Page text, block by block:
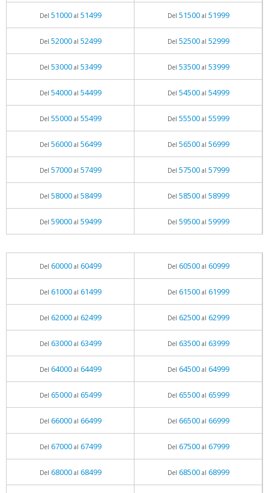
Del 51000al 51499 Del 51500al 51999
Del 52000al 52499 Del 52500al 52999
Del 53000al 53499 Del 53500al 53999
Del 54000al 54499 Del 54500al 54999
Del 55000al 55499 Del 55500al 55999
Del 56000al 56499 Del 56500al 56999
Del 57000al 57499 Del 57500al 57999
Del 58000al 58499 Del 58500al 58999
Del 59000al 59499 Del 59500al 59999
Del 60000al 60499 Del 60500al 60999
Del 61000al 61499 Del 61500al 61999
Del 62000al 62499 Del 62500al 62999
Del 63000al 63499 Del 63500al 63999
Del 64000al 64499 Del 64500al 64999
Del 65000al 65499 Del 65500al 65999
Del 66000al 66499 Del 66500al 66999
Del 67000al 67499 Del 67500al 67999
Del 68000al 68499 Del 68500al 68999